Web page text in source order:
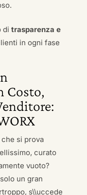
di trasparenza e
in ogni fase
Costo,
si prova
curato
vuoto?
un gran
s\\uccede